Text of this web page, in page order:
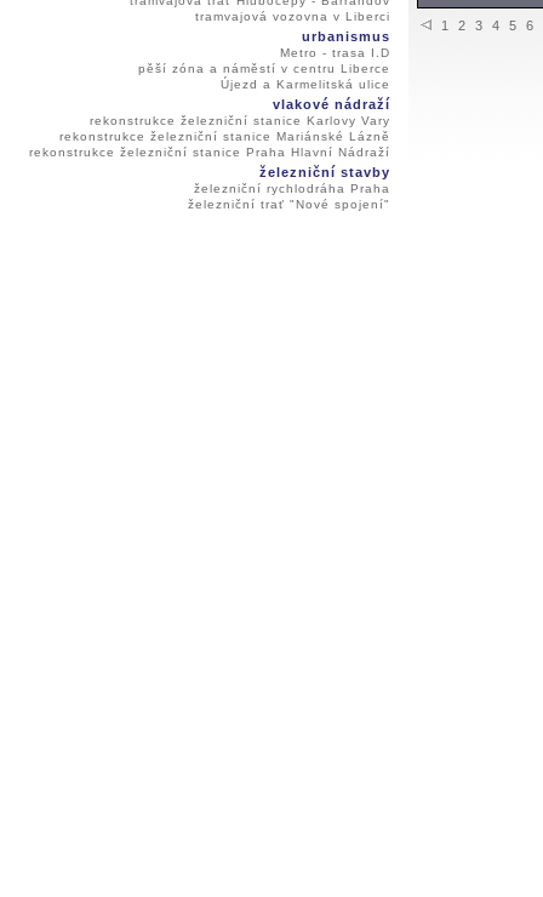
tramvajová vozovna v Liberci
urbanismus
Metro - trasa I.D
pěší zóna a náměstí v centru Liberce
Újezd a Karmelitská ulice
vlakové nádraží
rekonstrukce železniční stanice Karlovy Vary
rekonstrukce železniční stanice Mariánské Lázně
rekonstrukce železniční stanice Praha Hlavní Nádraží
železniční stavby
železniční rychlodráha Praha
železniční trať "Nové spojení"
1 2 3 4 5 6